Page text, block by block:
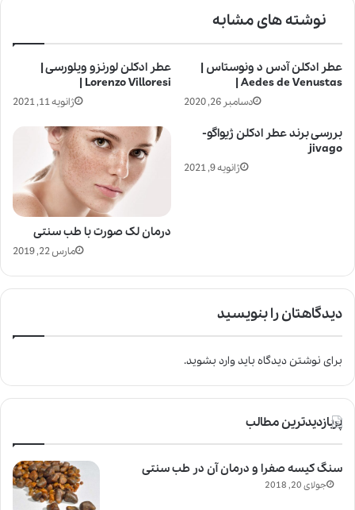
نوشته های مشابه
عطر ادکلن لورنزو ویلورسی |
Lorenzo Villoresi |
ژانویه 11, 2021
عطر ادکلن آدس د ونوستاس |
Aedes de Venustas |
دسامبر 26, 2020
درمان لک صورت با طب سنتی
مارس 22, 2019
بررسی برند عطر ادکلن ژیواگو-
jivago
ژانویه 9, 2021
دیدگاهتان را بنویسید
برای نوشتن دیدگاه بایدوارد بشوید.
پربازدیدترین مطالب
سنگ کیسه صفرا و درمان آن در طب سنتی
جولای 20, 2018